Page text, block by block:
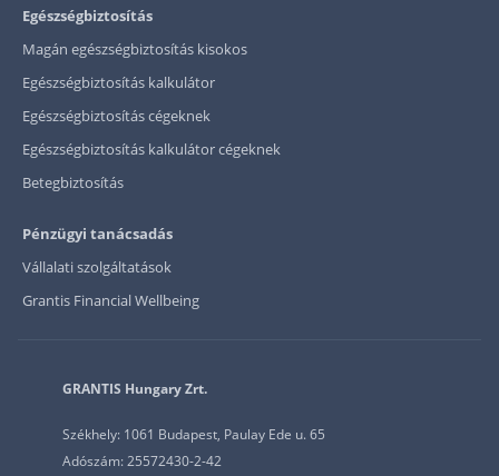
Egészségbiztosítás
Magán egészségbiztosítás kisokos
Egészségbiztosítás kalkulátor
Egészségbiztosítás cégeknek
Egészségbiztosítás kalkulátor cégeknek
Betegbiztosítás
Pénzügyi tanácsadás
Vállalati szolgáltatások
Grantis Financial Wellbeing
GRANTIS Hungary Zrt.
Székhely: 1061 Budapest, Paulay Ede u. 65
Adószám: 25572430-2-42